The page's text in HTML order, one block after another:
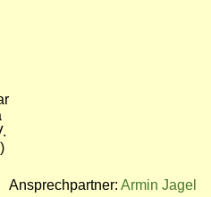
Ansprechpartner: Armin Jagel